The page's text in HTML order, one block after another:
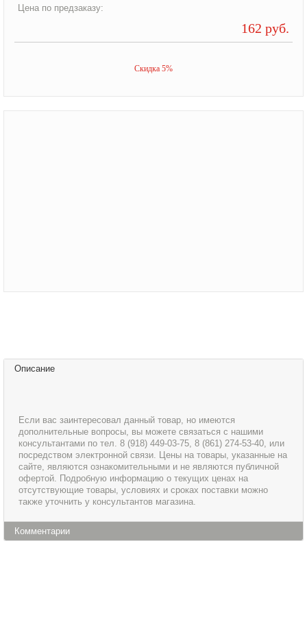
Цена по предзаказу:
162 руб.
Скидка 5%
Описание
Если вас заинтересовал данный товар, но имеются
дополнительные вопросы, вы можете связаться с нашими
консультантами по тел. 8 (918) 449-03-75, 8 (861) 274-53-40, или
посредством электронной связи. Цены на товары, указанные на
сайте, являются ознакомительными и не являются публичной
офертой. Подробную информацию о текущих ценах на
отсутствующие товары, условиях и сроках поставки можно
также уточнить у консультантов магазина.
Комментарии